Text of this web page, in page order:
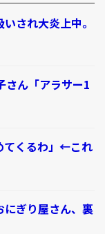
され大炎上中。
さん「アラサー1
てくるわ」←これ
にぎり屋さん、裏